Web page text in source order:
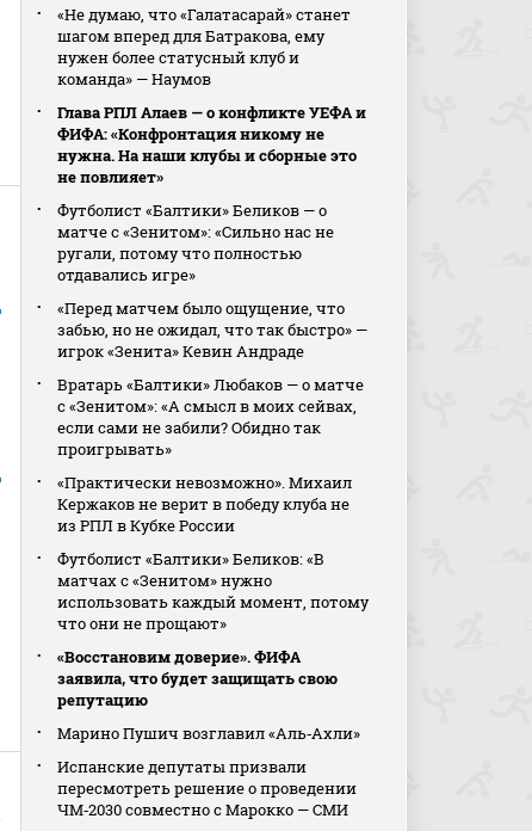
«Не думаю, что «Галатасарай» станет
шагом вперед для Батракова, ему
нужен более статусный клуб и
команда» — Наумов
Глава РПЛ Алаев — о конфликте УЕФА и
ФИФА: «Конфронтация никому не
нужна. На наши клубы и сборные это
не повлияет»
Футболист «Балтики» Беликов — о
матче с «Зенитом»: «Сильно нас не
ругали, потому что полностью
отдавались игре»
«Перед матчем было ощущение, что
забью, но не ожидал, что так быстро» —
игрок «Зенита» Кевин Андраде
Вратарь «Балтики» Любаков — о матче
с «Зенитом»: «А смысл в моих сейвах,
если сами не забили? Обидно так
проигрывать»
«Практически невозможно». Михаил
Кержаков не верит в победу клуба не
из РПЛ в Кубке России
Футболист «Балтики» Беликов: «В
матчах с «Зенитом» нужно
использовать каждый момент, потому
что они не прощают»
«Восстановим доверие». ФИФА
заявила, что будет защищать свою
репутацию
Марино Пушич возглавил «Аль‑Ахли»
Испанские депутаты призвали
пересмотреть решение о проведении
ЧМ‑2030 совместно с Марокко — СМИ